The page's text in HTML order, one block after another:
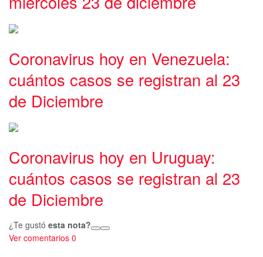
Coronavirus hoy en Venezuela:
cuántos casos se registran al 23
de Diciembre
Coronavirus hoy en Uruguay:
cuántos casos se registran al 23
de Diciembre
¿Te gustó esta nota?
Ver comentarios 0